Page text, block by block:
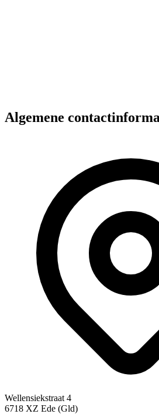
Algemene
Wellensiekstraat 4
6718 XZ Ede (Gld)